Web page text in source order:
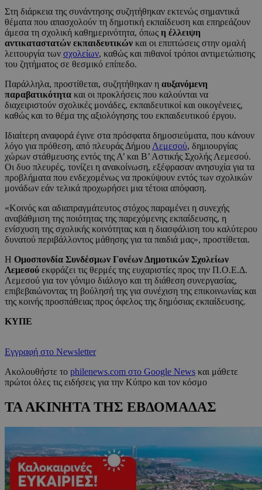
Στη διάρκεια της συνάντησης συζητήθηκαν εκτενώς σημαντικά
θέματα που απασχολούν τη δημοτική εκπαίδευση και επηρεάζουν
άμεσα τη σχολική καθημερινότητα, όπως η έλλειψη
αντικαταστατών εκπαιδευτικών και οι επιπτώσεις στην ομαλή
λειτουργία των σχολείων, καθώς και πιθανοί τρόποι αντιμετώπισης
του ζητήματος σε θεσμικό επίπεδο.
Παράλληλα, προστίθεται, συζητήθηκαν η αυξανόμενη
παραβατικότητα και οι προκλήσεις που καλούνται να
διαχειριστούν σχολικές μονάδες, εκπαιδευτικοί και οικογένειες,
καθώς και το θέμα της αξιολόγησης του εκπαιδευτικού έργου.
Ιδιαίτερη αναφορά έγινε στα πρόσφατα δημοσιεύματα, που κάνουν
λόγο για πρόθεση, από πλευράς Δήμου Λεμεσού, δημιουργίας
χώρων στάθμευσης εντός της Α’ και Β’ Αστικής Σχολής Λεμεσού.
Οι δυο πλευρές, τονίζει η ανακοίνωση, εξέφρασαν ανησυχία για τα
προβλήματα που ενδεχομένως να προκύψουν εντός των σχολικών
μονάδων εάν τελικά προχωρήσει μια τέτοια απόφαση.
«Κοινός και αδιαπραγμάτευτος στόχος παραμένει η συνεχής
αναβάθμιση της ποιότητας της παρεχόμενης εκπαίδευσης, η
ενίσχυση της σχολικής κοινότητας και η διασφάλιση του καλύτερου
δυνατού περιβάλλοντος μάθησης για τα παιδιά μας», προστίθεται.
Η Ομοσπονδία Συνδέσμων Γονέων Δημοτικών Σχολείων
Λεμεσού εκφράζει τις θερμές της ευχαριστίες προς την Π.Ο.Ε.Δ.
Λεμεσού για τον γόνιμο διάλογο και τη διάθεση συνεργασίας,
επιβεβαιώνοντας τη βούλησή της για συνέχιση της επικοινωνίας και
της κοινής προσπάθειας προς όφελος της δημόσιας εκπαίδευσης.
ΚΥΠΕ
Εγγραφή στο Newsletter
Ακολουθήστε το philenews.com στο Google News και μάθετε
πρώτοι όλες τις ειδήσεις για την Κύπρο και τον κόσμο
ΤΑ ΑΚΙΝΗΤΑ ΤΗΣ ΕΒΔΟΜΑΔΑΣ